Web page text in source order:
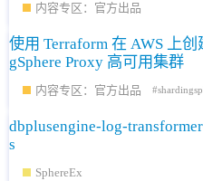
内容专区：官方出品
使用 Terraform 在 AWS 上创
gSphere Proxy 高可用集群
内容专区：官方出品
dbplusengine-log-
s
SphereEx